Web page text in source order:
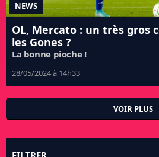
NEWS
OL, Mercato : un très gros
les Gones ?
La bonne pioche !
28/05/2024 à 14h33
VOIR PLUS